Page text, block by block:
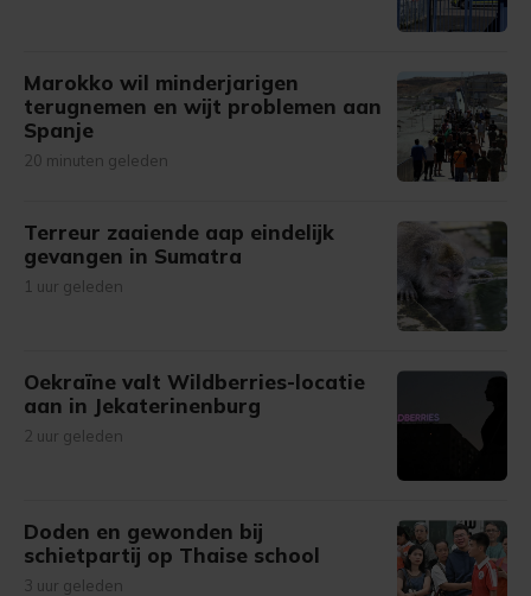
Marokko wil minderjarigen
terugnemen en wijt problemen aan
Spanje
20 minuten geleden
Terreur zaaiende aap eindelijk
gevangen in Sumatra
1 uur geleden
Oekraïne valt Wildberries-locatie
aan in Jekaterinenburg
2 uur geleden
Doden en gewonden bij
schietpartij op Thaise school
3 uur geleden